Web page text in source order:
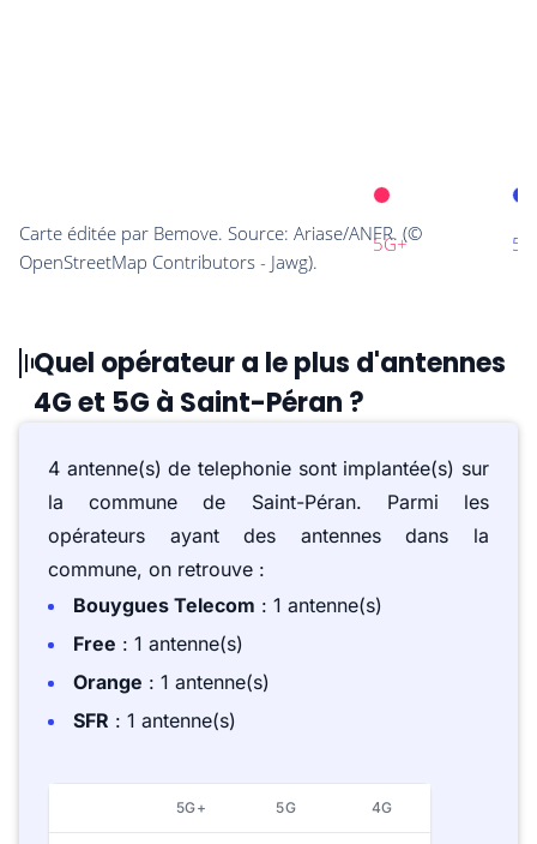
Quel opérateur a le plus d'antennes
4G et 5G à Saint-Péran ?
4 antenne(s) de telephonie sont implantée(s) sur
la commune de Saint-Péran. Parmi les
opérateurs ayant des antennes dans la
commune, on retrouve :
Bouygues Telecom : 1 antenne(s)
Free : 1 antenne(s)
Orange : 1 antenne(s)
SFR : 1 antenne(s)
5G+ 5G 4G